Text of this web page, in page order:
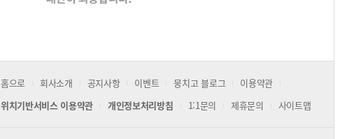
홈으로 회사소개 공지사항 이벤트 뭉치고 블로그
이용약관
위치기반서비스 이용약관
개인정보처리방침 1:1문의 제휴문의 사이트맵